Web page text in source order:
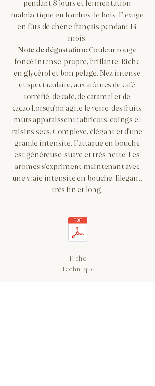
pendant 8 jours et fermentation
malolactique en foudres de bois. Elevage
en fûts de chêne français pendant 14
mois.
Note de dégustation: Couleur rouge
foncé intense, propre, brillante. Riche
en glycérol et bon pelage. Nez intense
et spectaculaire, aux arômes de café
torréfié, de café, de caramel et de
cacao.Lorsqu'on agite le verre, des fruits
mûrs apparaissent : abricots, coings et
raisins secs. Complexe, élégant et d'une
grande intensité. L'attaque en bouche
est généreuse, suave et très nette. Les
arômes s'expriment maintenant avec
une vraie intensité en bouche. Elégant,
très fin et long.
Fiche
Technique